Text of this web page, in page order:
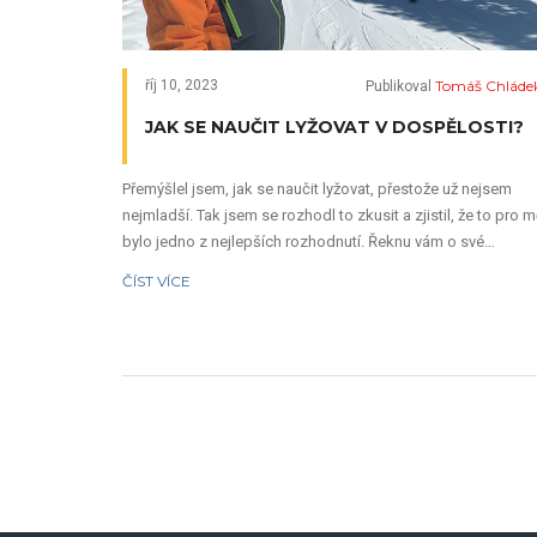
říj 10, 2023 Publikoval Tomáš
JAK SE NAUČIT LYŽOVAT V DOSPĚLOSTI?
Přemýšlel jsem, jak se naučit lyžovat, přestože už nejsem
nejmladší. Tak jsem se rozhodl to zkusit a zjistil, že to pro
bylo jedno z nejlepších rozhodnutí. Řeknu vám o své
ČÍST VÍCE